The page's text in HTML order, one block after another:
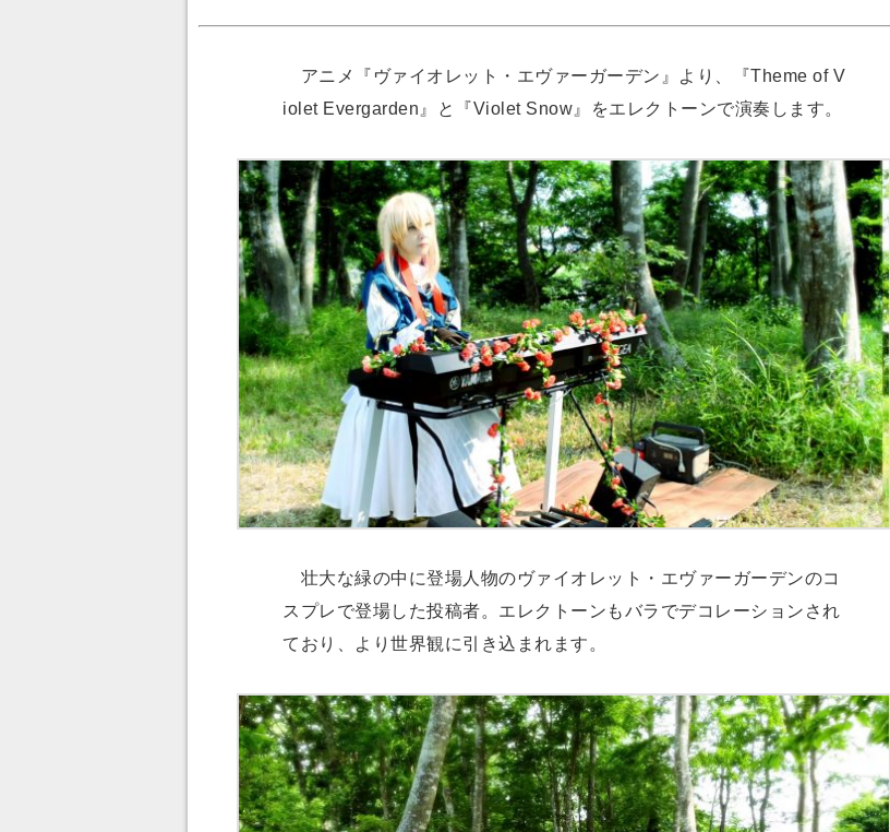
アニメ『ヴァイオレット・エヴァーガーデン』より、『Theme of V
iolet Evergarden』と『Violet Snow』をエレクトーンで演奏します。
壮大な緑の中に登場人物のヴァイオレット・エヴァーガーデンのコ
スプレで登場した投稿者。エレクトーンもバラでデコレーションされ
ており、より世界観に引き込まれます。